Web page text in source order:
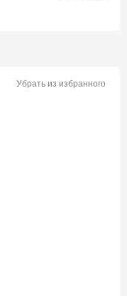
Убрать из избранного